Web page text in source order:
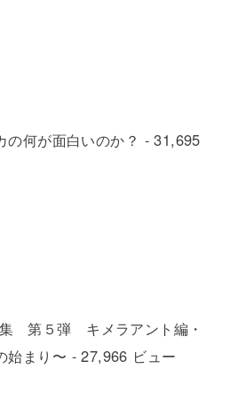
何が面白いのか？ - 31,695
第５弾 キメラアント編・
まり〜 - 27,966 ビュー